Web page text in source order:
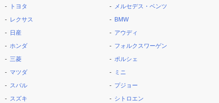
トヨタ
レクサス
日産
ホンダ
三菱
マツダ
スバル
スズキ
メルセデス・ベンツ
BMW
アウディ
フォルクスワーゲン
ポルシェ
ミニ
プジョー
シトロエン